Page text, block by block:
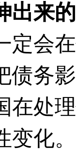
出来
定会
债务
在处
化。